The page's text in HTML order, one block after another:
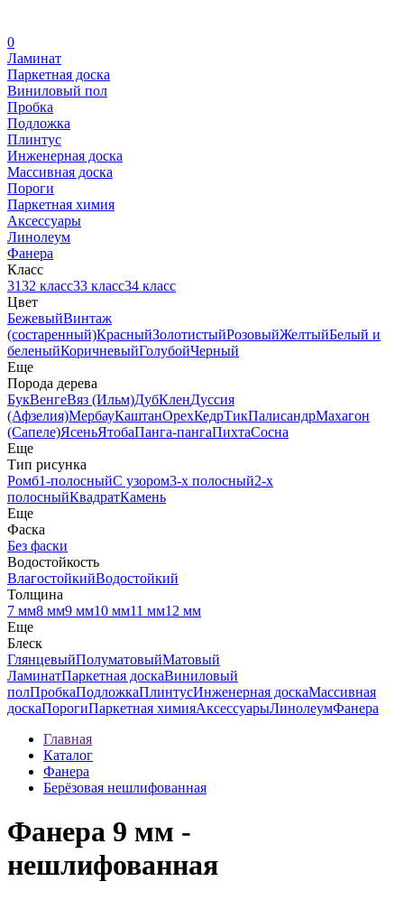
0
Ламинат
Паркетная доска
Виниловый пол
Пробка
Подложка
Плинтус
Инженерная доска
Массивная доска
Пороги
Паркетная химия
Аксессуары
Линолеум
Фанера
Класс
3132 класс33 класс34 класс
Цвет
БежевыйВинтаж
(состаренный)КрасныйЗолотистыйРозовыйЖелтыйБелый и
беленыйКоричневыйГолубойЧерный
Еще
Порода дерева
БукВенгеВяз (Ильм)ДубКленДуссия
(Афзелия)МербауКаштанОрехКедрТикПалисандрМахагон
(Сапеле)ЯсеньЯтобаПанга-пангаПихтаСосна
Еще
Тип рисунка
Ромб1-полосныйС узором3-х полосный2-х
полосныйКвадратКамень
Еще
Фаска
Без фаски
Водостойкость
ВлагостойкийВодостойкий
Толщина
7 мм8 мм9 мм10 мм11 мм12 мм
Еще
Блеск
ГлянцевыйПолуматовыйМатовый
ЛаминатПаркетная доскаВиниловый
полПробкаПодложкаПлинтусИнженерная доскаМассивная
доскаПорогиПаркетная химияАксессуарыЛинолеумФанера
Главная
Каталог
Фанера
Берёзовая нешлифованная
Фанера 9 мм -
нешлифованная